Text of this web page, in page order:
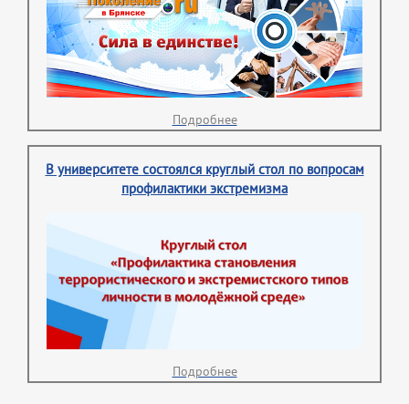
Подробнее
В университете состоялся круглый стол по вопросам
профилактики экстремизма
Подробнее